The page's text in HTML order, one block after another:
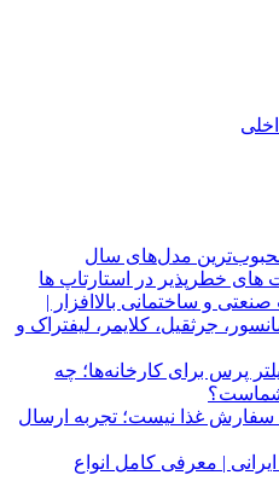
محبوب‌ترین مدل‌های سال
خطرپذیر در استارتاپ ها
و ساختمانی بالاافزار |
جرثقیل، کلایمر، لیفتراک و
پرس برای کارخانه‌ها؛ چه
شماست؟
غذا نیست؛ تجربه ارسال
| معرفی کامل انواع